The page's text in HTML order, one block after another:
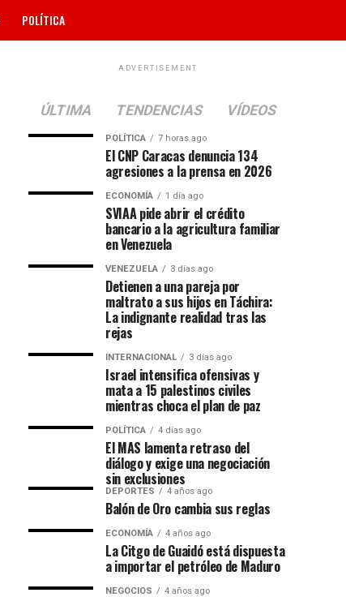
POLÍTICA
ADVERTISEMENT
ÚLTIMA TENDENCIAS VÍDEOS
POLÍTICA 7 horas ago
El CNP Caracas denuncia 134
agresiones a la prensa en 2026
ECONOMÍA 1 día ago
SVIAA pide abrir el crédito
bancario a la agricultura familiar
en Venezuela
VENEZUELA 3 días ago
Detienen a una pareja por
maltrato a sus hijos en Táchira:
La indignante realidad tras las
rejas
INTERNACIONAL 3 días ago
Israel intensifica ofensivas y
mata a 15 palestinos civiles
mientras choca el plan de paz
POLÍTICA 4 días ago
El MAS lamenta retraso del
diálogo y exige una negociación
sin exclusiones
DEPORTES 4 años ago
Balón de Oro cambia sus reglas
ECONOMÍA 4 años ago
La Citgo de Guaidó está dispuesta
a importar el petróleo de Maduro
NEGOCIOS 4 años ago